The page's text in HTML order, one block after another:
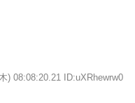
) 08:08:20.21 ID:uXRhewrw0